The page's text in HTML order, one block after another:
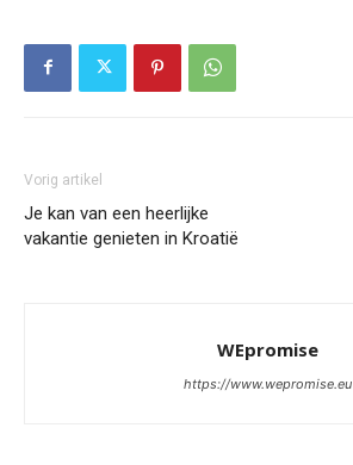
Vorig artikel
Je kan van een heerlijke
vakantie genieten in Kroatië
WEpromise
https://www.wepromise.eu